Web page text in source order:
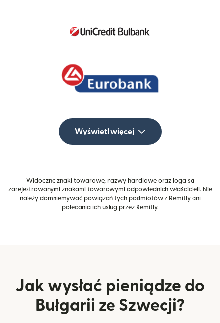
Wyświetl więcej
Widoczne znaki towarowe, nazwy handlowe oraz loga są
zarejestrowanymi znakami towarowymi odpowiednich właścicieli. Nie
należy domniemywać powiązań tych podmiotów z Remitly ani
polecania ich usług przez Remitly.
Jak wysłać pieniądze do
Bułgarii ze Szwecji?